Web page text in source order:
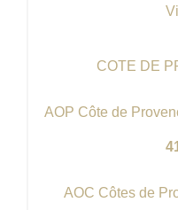
COTE DE
AOP Côte de
AOC Côtes de